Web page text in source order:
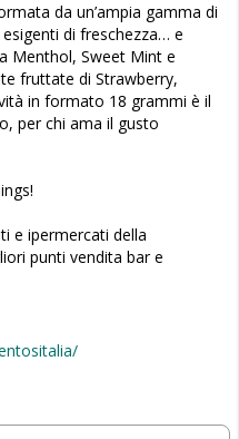
da un’ampia gamma di
di freschezza… e
Menthol, Sweet Mint e
fruttate di Strawberry,
in formato 18 grammi è il
per chi ama il gusto
e ipermercati della
punti vendita bar e